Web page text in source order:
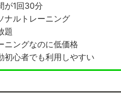
が1回30分
ナルトレーニング
題
ニングなのに低価格
初心者でも利用しやすい